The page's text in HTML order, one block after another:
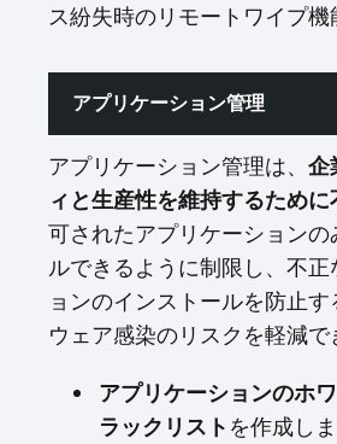
ス紛失時のリモートワイプ機
アプリケーション管理
アプリケーション管理は、
企
ィと生産性を維持するために
可されたアプリケーション
ルできるように制限し、不
ョンのインストールを防止
ウェア感染のリスクを軽減で
アプリケーションのホ
ラックリスト を作成しま